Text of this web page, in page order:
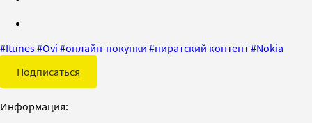
#Itunes#Ovi #онлайн-покупки #пиратский контент#Nokia
Подписаться
Информация: